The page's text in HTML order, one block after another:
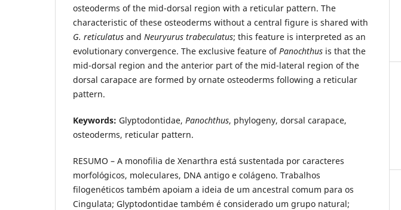
osteoderms of the mid-dorsal region with a reticular pattern. The
characteristic of these osteoderms without a central figure is shared with
G. reticulatus and Neuryurus trabeculatus; this feature is interpreted as an
evolutionary convergence. The exclusive feature ofPanochthus is that the
mid-dorsal region and the anterior part of the mid-lateral region of the
dorsal carapace are formed by ornate osteoderms following a reticular
pattern.
Keywords: Glyptodontidae, Panochthus, phylogeny, dorsal carapace,
osteoderms, reticular pattern.
RESUMO – A monofilia de Xenarthra está sustentada por caracteres
morfológicos, moleculares, DNA antigo e colágeno. Trabalhos
filogenéticos também apoiam a ideia de um ancestral comum para os
Cingulata; Glyptodontidae também é considerado um grupo natural;